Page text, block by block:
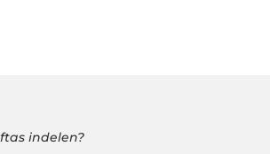
indelen?